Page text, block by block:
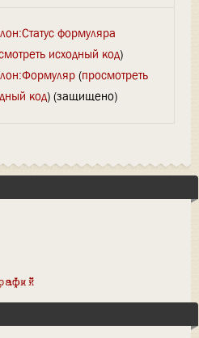
формуляра
исходный код)
(просмотреть
код) (защищено)